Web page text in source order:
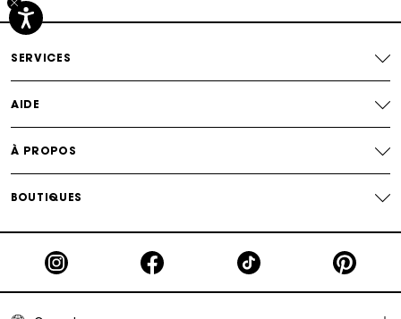
SERVICES
AIDE
À PROPOS
BOUTIQUES